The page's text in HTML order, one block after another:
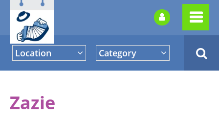
Location Category
Zazie